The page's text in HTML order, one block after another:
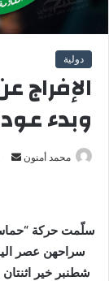
دولية
وبدء
محمد أمنون
ب
ر
ي
سلّمت حركة
سراحهن عصر
شطنبر خير اثنتان